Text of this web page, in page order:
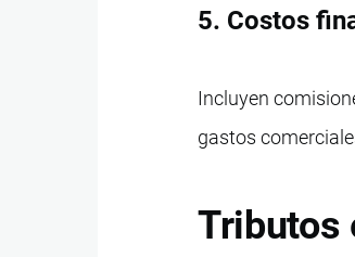
5. Costos
Incluyen
gastos
Tributos